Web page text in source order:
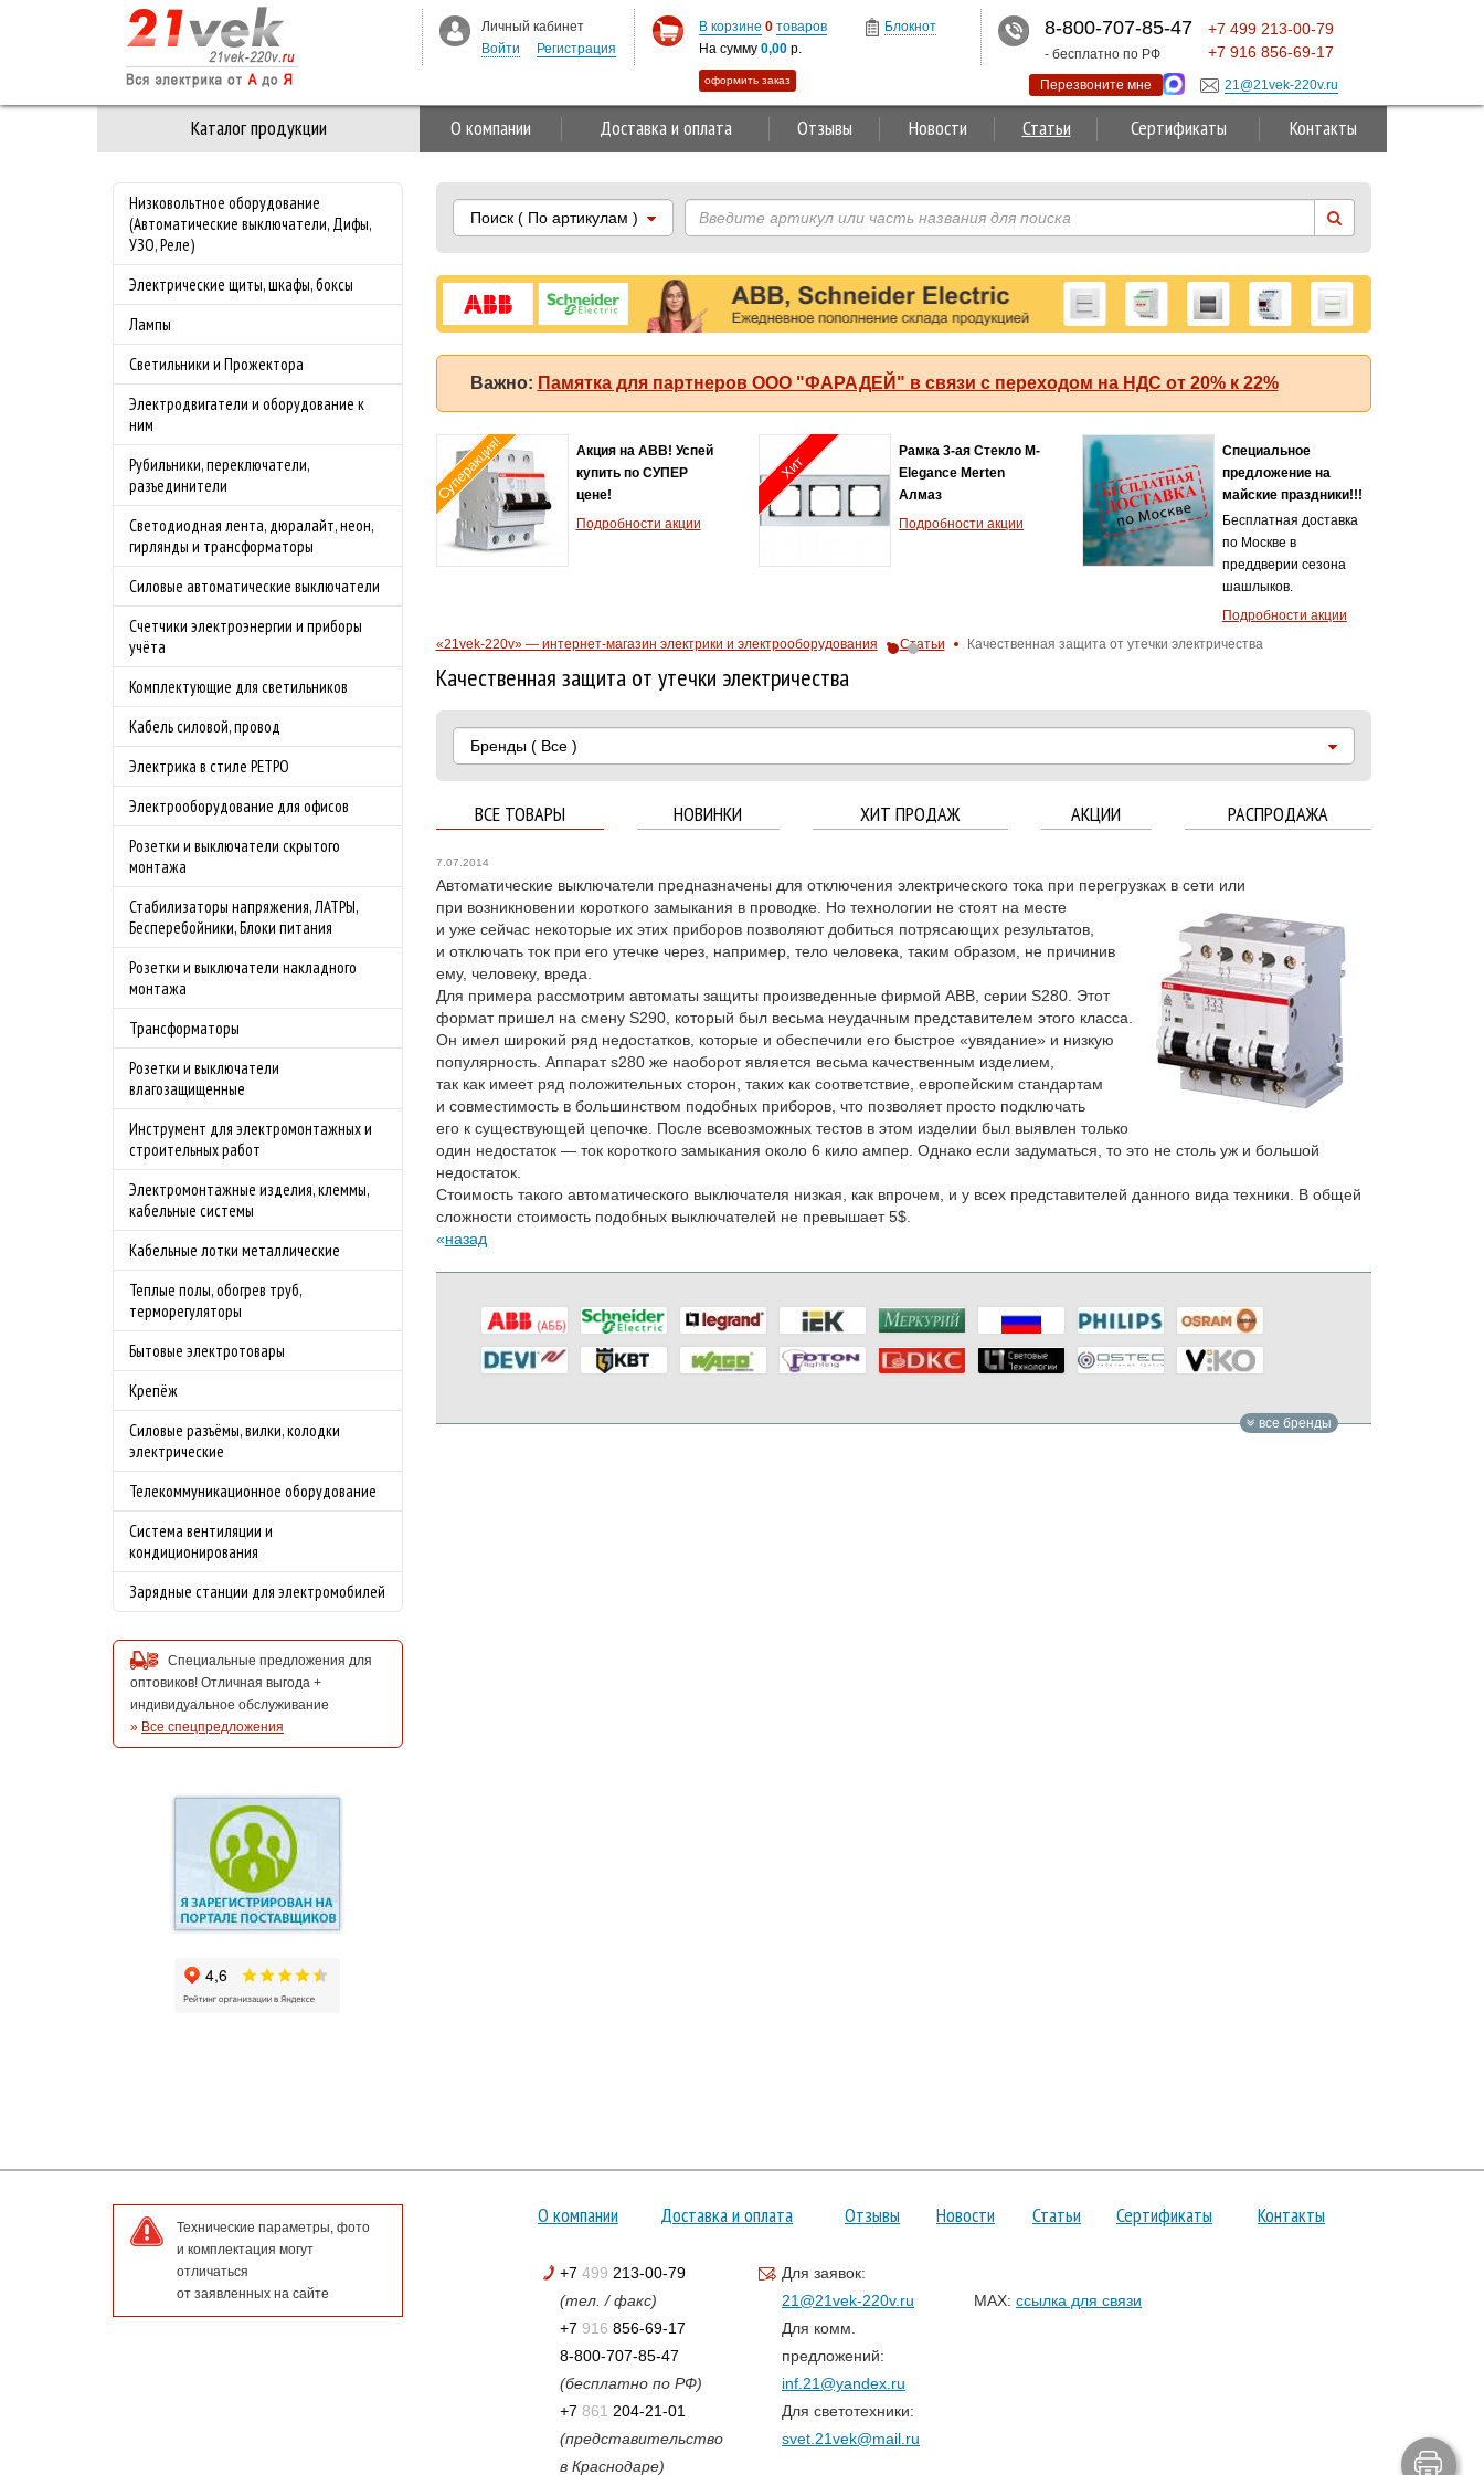
Каталог продукции О компании Доставка и оплата Отзывы Новости Статьи Сертификаты Контакты
Низковольтное оборудование
(Автоматические выключатели, Дифы,
УЗО, Реле)
Электрические щиты, шкафы, боксы
Лампы
Светильники и Прожектора
Электродвигатели и оборудование к
ним
Рубильники, переключатели,
разъединители
Светодиодная лента, дюралайт, неон,
гирлянды и трансформаторы
Силовые автоматические выключатели
Счетчики электроэнергии и приборы
учёта
Комплектующие для светильников
Кабель силовой, провод
Электрика в стиле РЕТРО
Электрооборудование для офисов
Розетки и выключатели скрытого
монтажа
Стабилизаторы напряжения, ЛАТРЫ,
Бесперебойники, Блоки питания
Розетки и выключатели накладного
монтажа
Трансформаторы
Розетки и выключатели
влагозащищенные
Инструмент для электромонтажных и
строительных работ
Электромонтажные изделия, клеммы,
кабельные системы
Кабельные лотки металлические
Теплые полы, обогрев труб,
терморегуляторы
Бытовые электротовары
Крепёж
Силовые разъёмы, вилки, колодки
электрические
Телекоммуникационное оборудование
Система вентиляции и
кондиционирования
Зарядные станции для электромобилей
Специальные предложения для
оптовиков! Отличная выгода +
индивидуальное обслуживание
» Все спецпредложения
Поиск( По артикулам )
Важно: Памятка для партнеров ООО "ФАРАДЕЙ" в связи с переходом на НДС от 20% к 22%
Elegance Merten
Алмаз
Подробности акции
Специальное
предложение на
майские праздники!!!
Бесплатная доставка
по Москве в
преддверии сезона
Хит
Соединитель 2,5мм2
оранжевый Legrand
Capvis
Подробности акции
Хит продаж!
Автомат ABB (АББ)
MS116-4.0 50 кА с
регулируемой
тепловой защитой
2.5A - 4.0А
Хит продаж!
«21vek-220v» — интернет-магазин электрики и электрооборудования Статьи Качественная защита от утечки электричества
Качественная защита от утечки электричества
Бренды( Все )
ВСЕ ТОВАРЫ НОВИНКИ ХИТ ПРОДАЖ АКЦИИ РАСПРОДАЖА
7.07.2014
Автоматические выключатели предназначены для отключения электрического тока при перегрузках в сети или
при возникновении короткого замыкания в проводке. Но технологии не стоят на месте
и уже сейчас некоторые их этих приборов позволяют добиться потрясающих результатов,
и отключать ток при его утечке через, например, тело человека, таким образом, не причинив
ему, человеку, вреда.
Для примера рассмотрим автоматы защиты произведенные фирмой ABB, серии S280. Этот
формат пришел на смену S290, который был весьма неудачным представителем этого класса.
Он имел широкий ряд недостатков, которые и обеспечили его быстрое «увядание» и низкую
популярность. Аппарат s280 же наоборот является весьма качественным изделием,
так как имеет ряд положительных сторон, таких как соответствие, европейским стандартам
и совместимость в большинством подобных приборов, что позволяет просто подключать
его к существующей цепочке. После всевозможных тестов в этом изделии был выявлен только
один недостаток — ток короткого замыкания около 6 кило ампер. Однако если задуматься, то это не столь уж и большой
недостаток.
Стоимость такого автоматического выключателя низкая, как впрочем, и у всех представителей данного вида техники. В общей
сложности стоимость подобных выключателей не превышает 5$.
назад
все бренды
Технические параметры, фото
и комплектация могут
отличаться
от заявленных на сайте
О компании Доставка и оплата Отзывы Новости Статьи Сертификаты Контакты
+7 499 213-00-79
(тел. / факс)
+7 916 856-69-17
8-800-707-85-47
(бесплатно по РФ)
+7 861 204-21-01
(представительство
в Краснодаре)
Для заявок:
21@21vek-220v.ru
Для комм.
предложений:
inf.21@yandex.ru
Для светотехники:
svet.21vek@mail.ru
MAX: ссылка для связи
Личный кабинет
Войти
Регистрация
В корзине 0 товаров
На сумму 0,00 р.
оформить заказ
Блокнот 8-800-707-85-47
- бесплатно по РФ
+7 499 213-00-79
+7 916 856-69-17
Перезвоните мне 21@21vek-220v.ru